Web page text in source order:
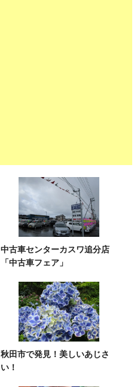
中古車センターカスワ追分店
「中古車フェア」
秋田市で発見！美しいあじさ
い！